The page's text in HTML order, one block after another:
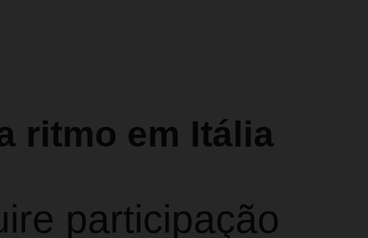
ritmo em Itália
participação